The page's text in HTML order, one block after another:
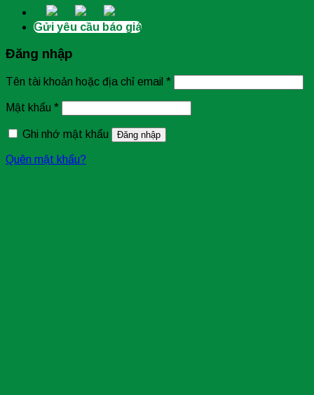
Gửi yêu cầu báo giá
Đăng nhập
Tên tài khoản hoặc địa chỉ email *
Mật khẩu *
Ghi nhớ mật khẩu Đăng nhập
Quên mật khẩu?